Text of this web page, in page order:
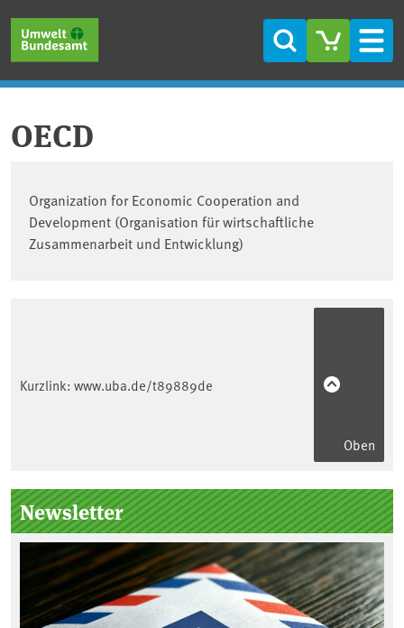
Suche
OECD
Organization for Economic Cooperation and
Development (Organisation für wirtschaftliche
Zusammenarbeit und Entwicklung)
Kurzlink: www.uba.de/t89889de
Oben
Seitenleiste
Newsletter